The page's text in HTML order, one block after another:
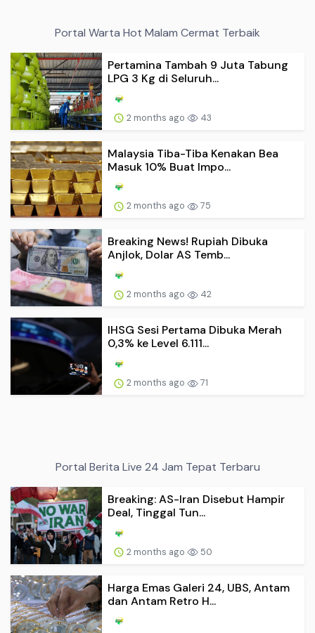
Portal Warta Hot Malam Cermat Terbaik
Pertamina Tambah 9 Juta Tabung
LPG 3 Kg di Seluruh...
2 months ago 43
Malaysia Tiba-Tiba Kenakan Bea
Masuk 10% Buat Impo...
2 months ago 75
Breaking News! Rupiah Dibuka
Anjlok, Dolar AS Temb...
2 months ago 42
IHSG Sesi Pertama Dibuka Merah
0,3% ke Level 6.111...
2 months ago 71
Portal Berita Live 24 Jam Tepat Terbaru
Breaking: AS-Iran Disebut Hampir
Deal, Tinggal Tun...
2 months ago 50
Harga Emas Galeri 24, UBS, Antam
dan Antam Retro H...